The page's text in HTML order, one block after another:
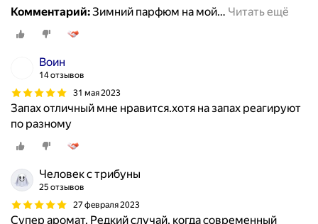
Комментарий:Зимний парфюм на мой… Читать ещё
Воин
14 отзывов
31 мая 2023
Запах отличный мне нравится.хотя на запах реагируют
по разному
Человек с трибуны
25 отзывов
27 февраля 2023
Супер аромат. Редкий случай, когда современный